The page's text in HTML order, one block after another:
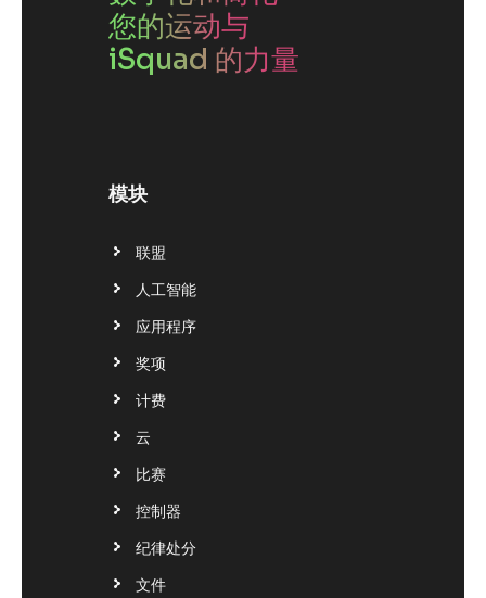
您的运动与
iSquad 的力量
模块
联盟
人工智能
应用程序
奖项
计费
云
比赛
控制器
纪律处分
文件